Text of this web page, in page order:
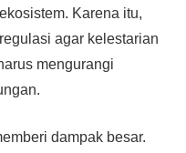
Karena itu,
agar kelestarian
mengurangi
dampak besar.